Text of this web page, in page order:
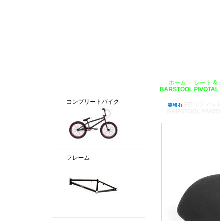
コンプリートバイク
フレーム
ホーム
シート &
BARSTOOL